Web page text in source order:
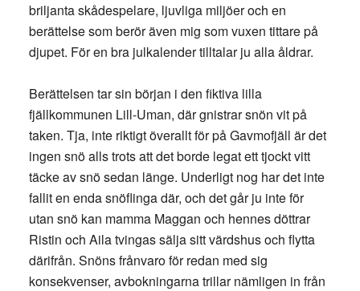
briljanta skådespelare, ljuvliga miljöer och en
berättelse som berör även mig som vuxen tittare på
djupet. För en bra julkalender tilltalar ju alla åldrar.
Berättelsen tar sin början i den fiktiva lilla
fjällkommunen Lill-Uman, där gnistrar snön vit på
taken. Tja, inte riktigt överallt för på Gavmofjäll är det
ingen snö alls trots att det borde legat ett tjockt vitt
täcke av snö sedan länge. Underligt nog har det inte
fallit en enda snöflinga där, och det går ju inte för
utan snö kan mamma Maggan och hennes döttrar
Ristin och Aila tvingas sälja sitt värdshus och flytta
därifrån. Snöns frånvaro för redan med sig
konsekvenser, avbokningarna trillar nämligen in från